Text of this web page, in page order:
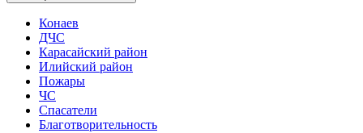
Конаев
ДЧС
Карасайский район
Илийский район
Пожары
ЧС
Спасатели
Благотворительность